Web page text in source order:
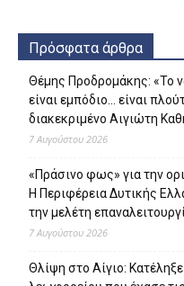
Πρόσφατα άρθρα
Θέμης Προδρομάκης: «Το
είναι εμπόδιο… είναι
διακεκριμένο Αιγιώτη
7 Αυγούστου 2026
«Πράσινο φως» για την
Η Περιφέρεια Δυτικής
την μελέτη
7 Αυγούστου 2026
Θλίψη στο Αίγιο: